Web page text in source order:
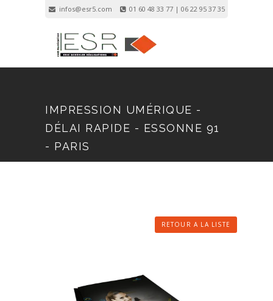
infos@esr5.com 01 60 48 33 77 | 06 22 95 37 35
IMPRESSION UMÉRIQUE -
DÉLAI RAPIDE - ESSONNE 91
- PARIS
RETOUR A LA LISTE